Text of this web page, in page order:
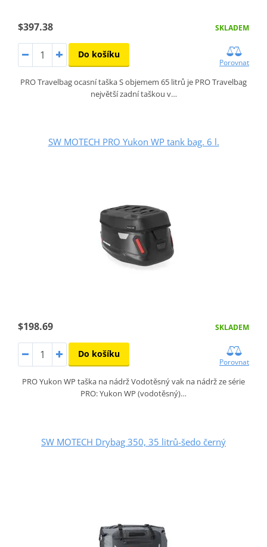
$397.38 SKLADEM
Do košíku
Porovnat
PRO Travelbag ocasní taška S objemem 65 litrů je PRO Travelbag
největší zadní taškou v…
SW MOTECH PRO Yukon WP tank bag. 6 l.
$198.69 SKLADEM
Do košíku
Porovnat
PRO Yukon WP taška na nádrž Vodotěsný vak na nádrž ze série
PRO: Yukon WP (vodotěsný)…
SW MOTECH Drybag 350, 35 litrů-šedo černý